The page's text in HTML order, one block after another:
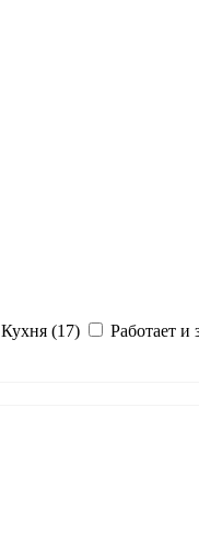
Кухня (17) Работает и